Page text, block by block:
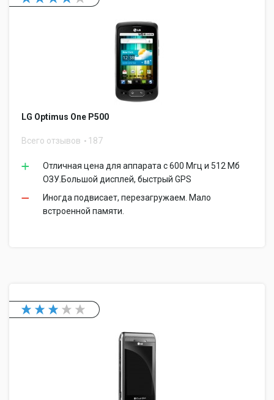
LG Optimus One P500
Всего отзывов 187
Отличная цена для аппарата с 600 Мгц и 512 Мб
ОЗУ.Большой дисплей, быстрый GPS
Иногда подвисает, перезагружаем. Мало
встроенной памяти.